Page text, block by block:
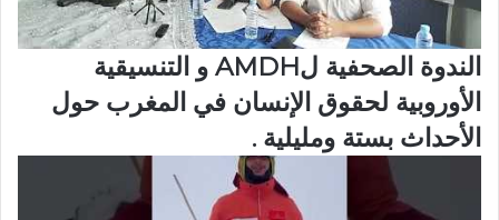
الندوة الصحفية لAMDH و التنسيقية
الأوروبية لحقوق الإنسان في المغرب حول
الأحداث بستة ومليلية .